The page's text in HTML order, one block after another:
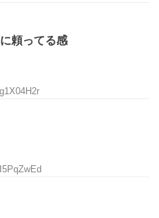
頼ってる感